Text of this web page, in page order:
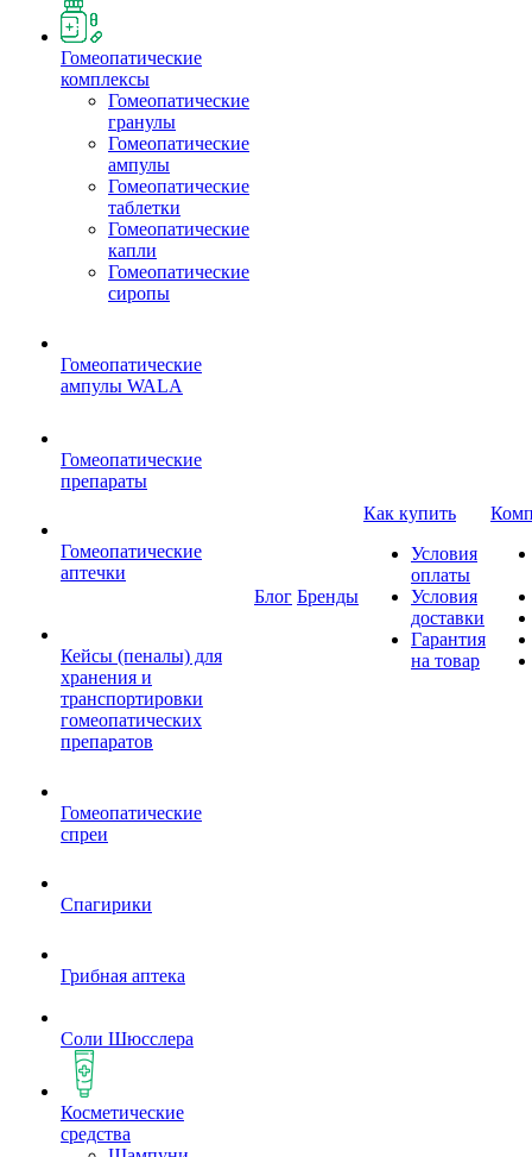
Гомеопатические
комплексы
Гомеопатические
гранулы
Гомеопатические
ампулы
Гомеопатические
таблетки
Гомеопатические
капли
Гомеопатические
сиропы
Гомеопатические
ампулы WALA
Гомеопатические
препараты
Гомеопатические
аптечки
Кейсы (пеналы) для
хранения и
транспортировки
гомеопатических
препаратов
Гомеопатические
спреи
Спагирики
Грибная аптека
Соли Шюсслера
Косметические
средства
Блог Бренды
Как купить
Условия
оплаты
Условия
доставки
Гарантия
на товар